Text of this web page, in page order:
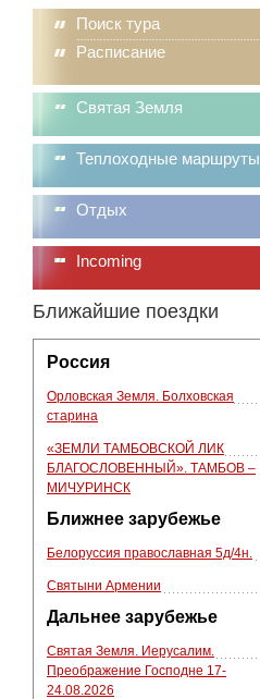
Поиск тура
Расписание
Святая Земля
Теплоходные маршруты
Отдых
Incoming
Ближайшие поездки
Россия
Орловская Земля. Болховская
старина
«ЗЕМЛИ ТАМБОВСКОЙ ЛИК
БЛАГОСЛОВЕННЫЙ». ТАМБОВ –
МИЧУРИНСК
Ближнее зарубежье
Белоруссия православная 5д/4н.
Святыни Армении
Дальнее зарубежье
Святая Земля. Иерусалим.
Преображение Господне 17-
24.08.2026